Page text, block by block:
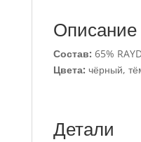
Описание
Состав: 65%
Цвета: чёрный,
Детали